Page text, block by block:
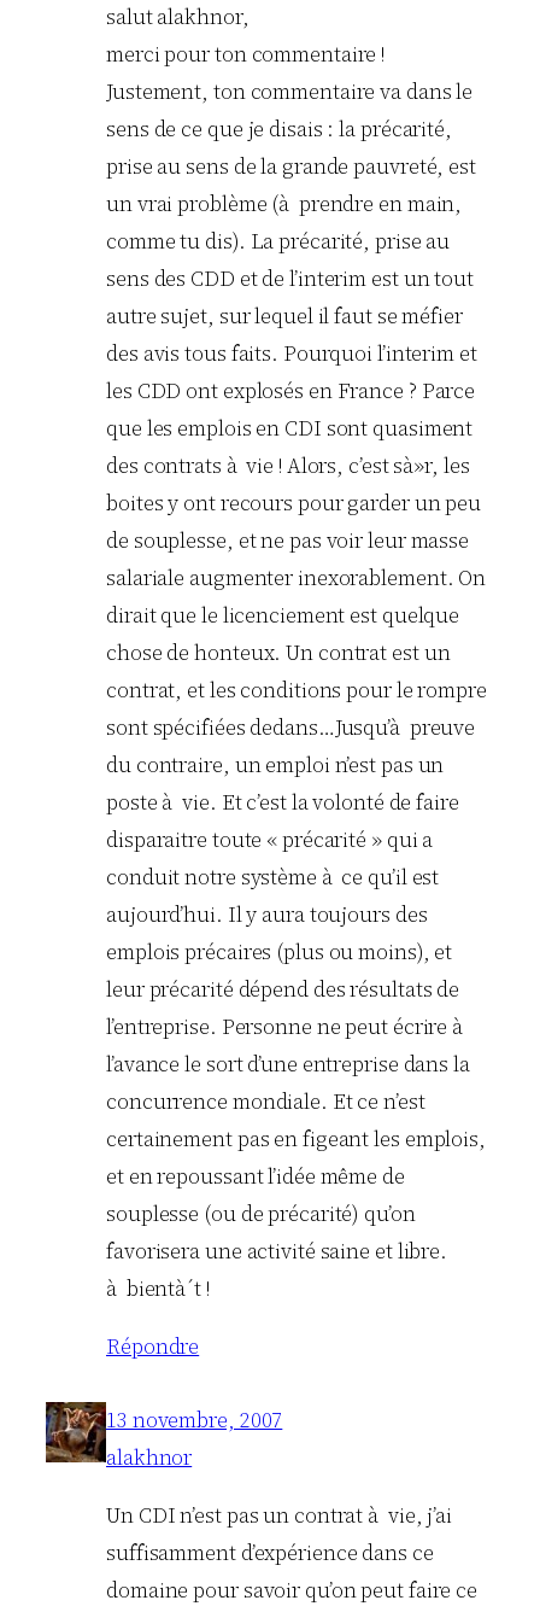
salut alakhnor,
merci pour ton commentaire !
Justement, ton commentaire va dans le
sens de ce que je disais : la précarité,
prise au sens de la grande pauvreté, est
un vrai problème (à prendre en main,
comme tu dis). La précarité, prise au
sens des CDD et de l’interim est un tout
autre sujet, sur lequel il faut se méfier
des avis tous faits. Pourquoi l’interim et
les CDD ont explosés en France ? Parce
que les emplois en CDI sont quasiment
des contrats à vie ! Alors, c’est sà»r, les
boites y ont recours pour garder un peu
de souplesse, et ne pas voir leur masse
salariale augmenter inexorablement. On
dirait que le licenciement est quelque
chose de honteux. Un contrat est un
contrat, et les conditions pour le rompre
sont spécifiées dedans…Jusqu’à preuve
du contraire, un emploi n’est pas un
poste à vie. Et c’est la volonté de faire
disparaitre toute « précarité » qui a
conduit notre système à ce qu’il est
aujourd’hui. Il y aura toujours des
emplois précaires (plus ou moins), et
leur précarité dépend des résultats de
l’entreprise. Personne ne peut écrire à
l’avance le sort d’une entreprise dans la
concurrence mondiale. Et ce n’est
certainement pas en figeant les emplois,
et en repoussant l’idée même de
souplesse (ou de précarité) qu’on
favorisera une activité saine et libre.
à bientà´t !
Répondre
13 novembre, 2007
alakhnor
Un CDI n’est pas un contrat à vie, j’ai
suffisamment d’expérience dans ce
domaine pour savoir qu’on peut faire ce